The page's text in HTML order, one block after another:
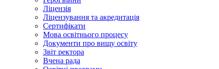
Ліцензія
Ліцензування та акредитація
Сертифікати
Мова освітнього процесу
Документи про вищу освіту
Звіт ректора
Вчена рада